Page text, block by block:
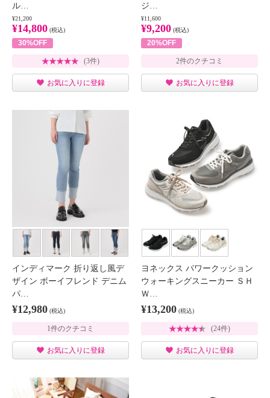
ル…
¥21,200
¥14,800 (税込)
30%OFF
(3件)
お気に入りに登録
ジ…
¥11,600
¥9,200 (税込)
20%OFF
2件のクチコミ
お気に入りに登録
インディマーク 折り返し風デ
ザイン ボーイフレンド デニム
パ…
¥12,980 (税込)
1件のクチコミ
お気に入りに登録
ヨネックス パワークッション
ウォーキングスニーカー ＳＨ
Ｗ…
¥13,200 (税込)
(24件)
お気に入りに登録